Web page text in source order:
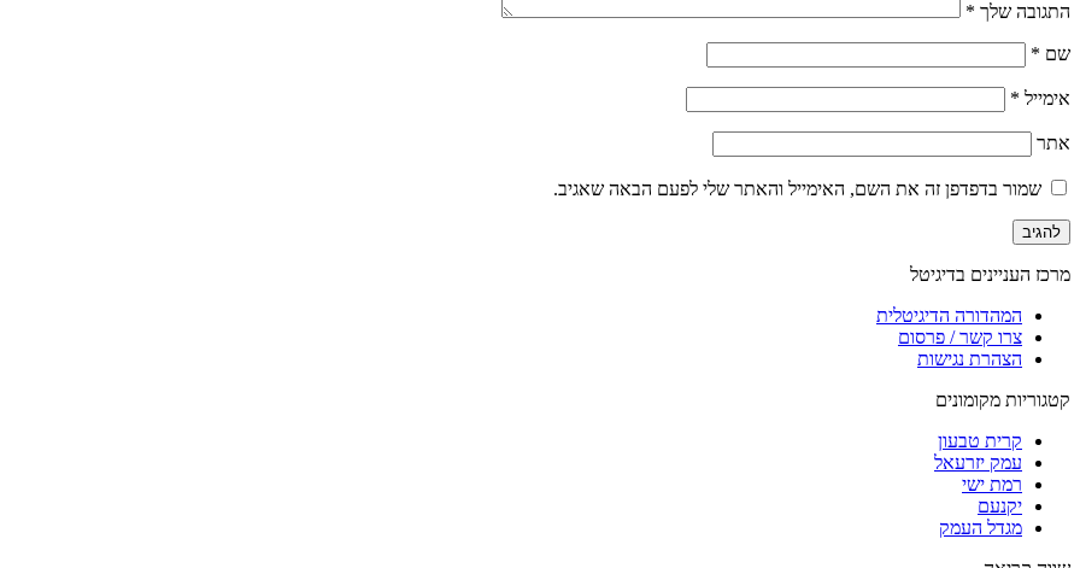
התגובה שלך *
שם *
אימייל *
אתר
שמור בדפדפן זה את השם, האימייל והאתר שלי לפעם הבאה שאגיב.
מרכז העניינים בדיגיטל
המהדורה הדיגיטלית
צרו קשר / פרסום
הצהרת נגישות
קטגוריות מקומונים
קרית טבעון
עמק יזרעאל
רמת ישי
יקנעם
מגדל העמק